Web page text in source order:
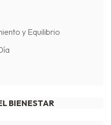
y Equilibrio
BIENESTAR